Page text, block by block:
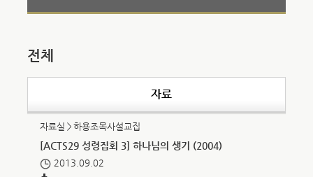
전체
자료
자료실＞하용조목사설교집
[ACTS29 성령집회 3] 하나님의 생기 (2004)
2013.09.02